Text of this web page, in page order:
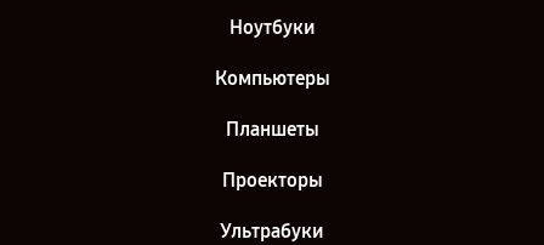
Ноутбуки
Компьютеры
Планшеты
Проекторы
Ультрабуки